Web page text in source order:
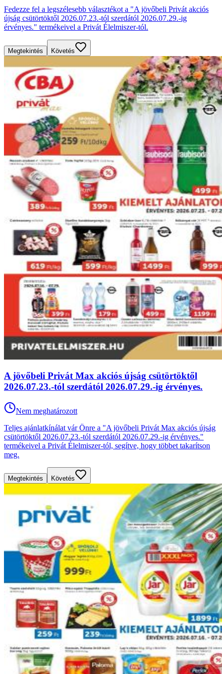
Fedezze fel a legszélesebb választékot a "A jövőbeli Privát akciós
újság csütörtöktől 2026.07.23.-tól szerdától 2026.07.29.-ig
érvényes." termékeivel a Privát Élelmiszer-tól.
Megtekintés Követés
A jövőbeli Privát Max akciós újság csütörtöktől
2026.07.23.-tól szerdától 2026.07.29.-ig érvényes.
Nem meghatározott
Teljes ajánlatkínálat vár Önre a "A jövőbeli Privát Max akciós újság
csütörtöktől 2026.07.23.-tól szerdától 2026.07.29.-ig érvényes."
termékeivel a Privát Élelmiszer-tól, segítve, hogy többet takarítson
meg.
Megtekintés Követés